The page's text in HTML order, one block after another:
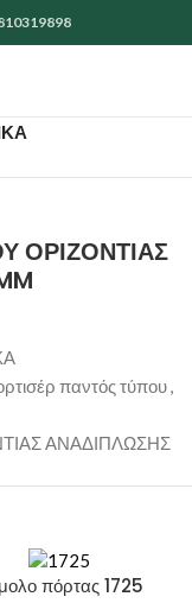
ΟΡΙΖΟΝΤΙΑΣ
παντός τύπου,
ΑΝΑΔΙΠΛΩΣΗΣ
πόρτας 1725